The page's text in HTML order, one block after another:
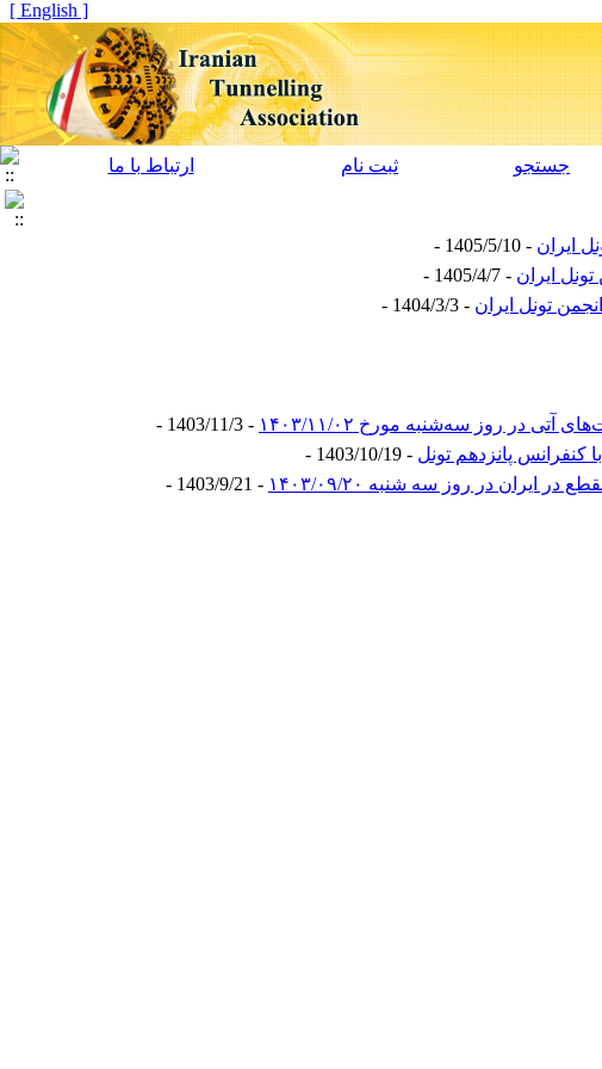
[ English ]
جستجو ثبت نام ارتباط با ما
- 1405/5/10 -
- 1405/4/7 -
- 1404/3/3 -
در روز سه‌شنبه مورخ ۱۴۰۳/۱۱/۰۲
- 1403/11/3 -
پانزدهم تونل - 1403/10/19 -
در روز سه شنبه ۱۴۰۳/۰۹/۲۰
- 1403/9/21 -